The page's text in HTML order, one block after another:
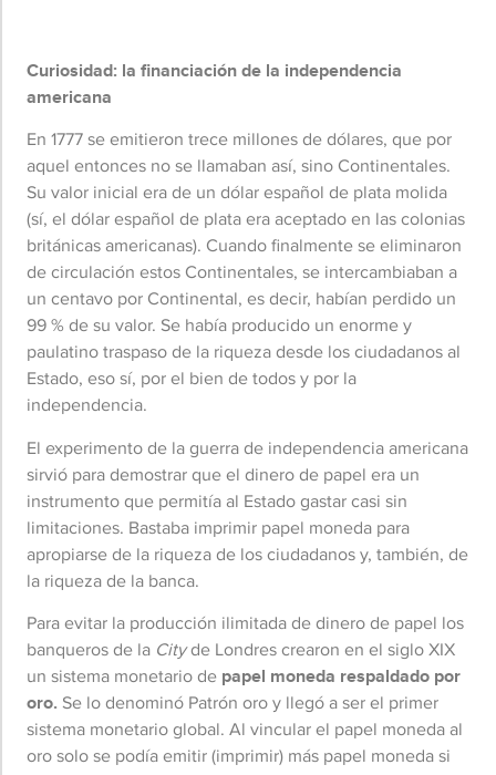
Curiosidad: la financiación de la independencia
americana
En 1777 se emitieron trece millones de dólares, que por
aquel entonces no se llamaban así, sino Continentales.
Su valor inicial era de un dólar español de plata molida
(sí, el dólar español de plata era aceptado en las colonias
británicas americanas). Cuando finalmente se eliminaron
de circulación estos Continentales, se intercambiaban a
un centavo por Continental, es decir, habían perdido un
99 % de su valor. Se había producido un enorme y
paulatino traspaso de la riqueza desde los ciudadanos al
Estado, eso sí, por el bien de todos y por la
independencia.
El experimento de la guerra de independencia americana
sirvió para demostrar que el dinero de papel era un
instrumento que permitía al Estado gastar casi sin
limitaciones. Bastaba imprimir papel moneda para
apropiarse de la riqueza de los ciudadanos y, también, de
la riqueza de la banca.
Para evitar la producción ilimitada de dinero de papel los
banqueros de la Cityde Londres crearon en el siglo XIX
un sistema monetario de papel moneda respaldado por
oro. Se lo denominó Patrón oro y llegó a ser el primer
sistema monetario global. Al vincular el papel moneda al
oro solo se podía emitir (imprimir) más papel moneda si